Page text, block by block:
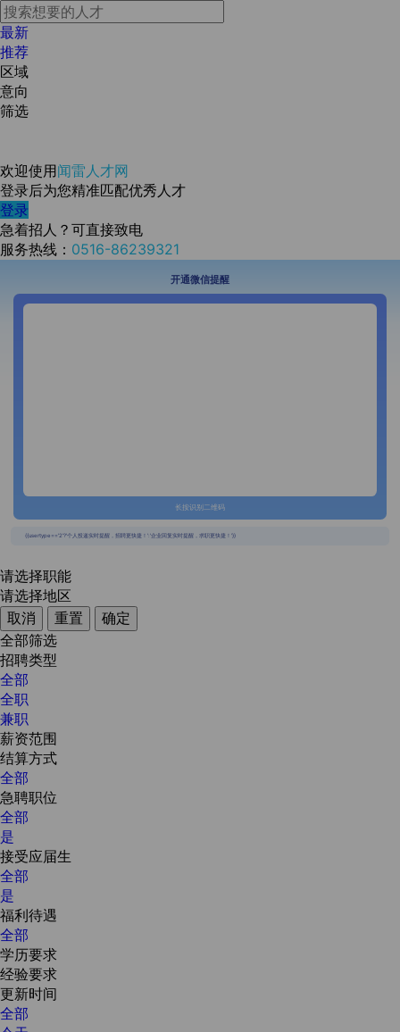
最新
推荐
区域
意向
筛选
欢迎使用闻雷人才网
登录后为您精准匹配优秀人才
登录
急着招人？可直接致电
服务热线： 0516-86239321
开通微信提醒
长按识别二维码
{{usertype=='2'?'个人投递实时提醒，招聘更快捷！':'企业回复实时提醒，求职更快捷！'}}
请选择职能
请选择地区
取消
重置
确定
全部筛选
招聘类型
全部
全职
兼职
薪资范围
结算方式
全部
急聘职位
全部
是
接受应届生
全部
是
福利待遇
全部
学历要求
经验要求
更新时间
全部